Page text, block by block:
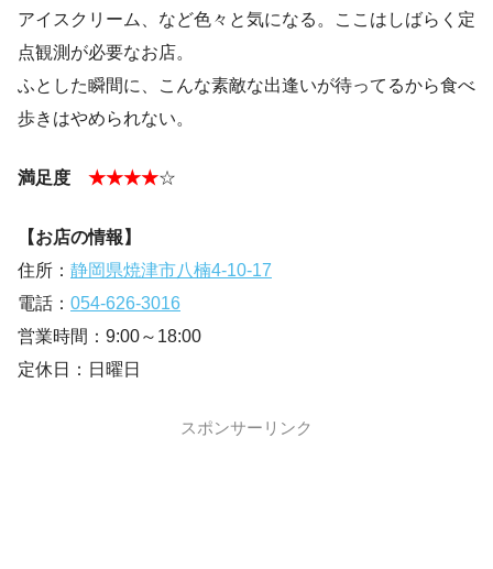
アイスクリーム、など色々と気になる。ここはしばらく定
点観測が必要なお店。
ふとした瞬間に、こんな素敵な出逢いが待ってるから食べ
歩きはやめられない。
満足度 ★★★★☆
【お店の情報】
住所： 静岡県焼津市八楠4-10-17
電話： 054-626-3016
営業時間：9:00～18:00
定休日：日曜日
スポンサーリンク